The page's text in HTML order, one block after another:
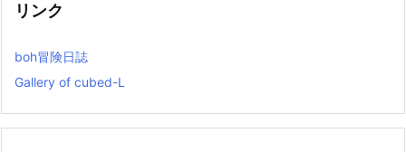
リンク
boh冒険日誌
Gallery of cubed-L